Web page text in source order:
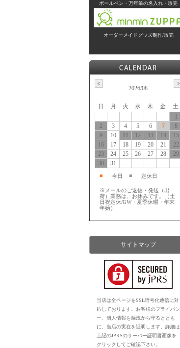
ボールペン・万年筆の名入れ・販売
オーダーメイドグッズ制作/販売
2026/08
日 月 火 水 木 金
土
1
2
3 4 5 6 7
8
9
10 11 12 13 14
15
16
17 18 19 20 21
22
23
24 25 26 27 28
29
30
31
■ 今日 ■ 定休日
※メールのご返信・発送（出
荷）業務は、お休みです。（土
日祝定休/GW・夏季休暇・年末
年始）
サイトマップ
当店は全ページをSSL暗号化通信に対
応しております。お客様のプライバシ
ー、個人情報を漏洩から守るととも
に、当店の実在を証明します。詳細は
上記のJPRSのサーバー証明書画像を
クリックしてご確認下さい。